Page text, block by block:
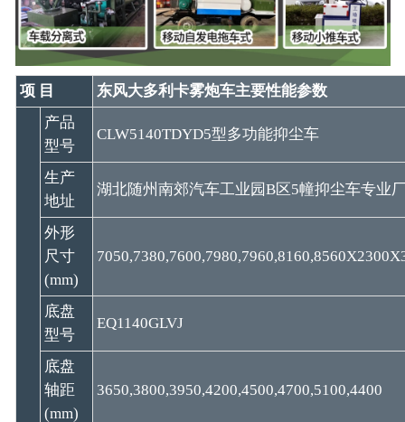
项 目
东风大多利卡雾炮车主要性能参数
产品
型号
CLW5140TDYD5型多功能抑尘车
生产
地址
湖北随州南郊汽车工业园B区5幢抑尘车专业
外形
尺寸
(mm)
底盘
型号
EQ1140GLVJ
底盘
轴距
(mm)
3650,3800,3950,4200,4500,4700,5100,4400